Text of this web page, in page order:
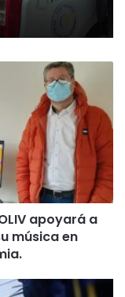
apoyará a
música en